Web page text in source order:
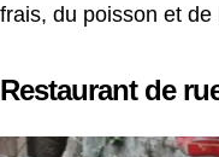
frais, du poisson et de
Restaurant de